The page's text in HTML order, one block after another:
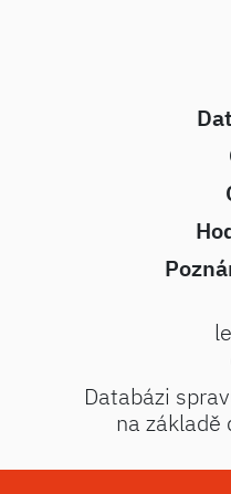
Databázi
na